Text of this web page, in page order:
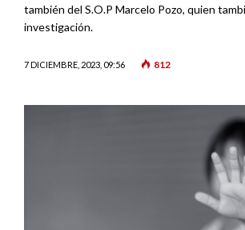
también del S.O.P Marcelo Pozo, quien
investigación.
7 DICIEMBRE, 2023, 09:56 812